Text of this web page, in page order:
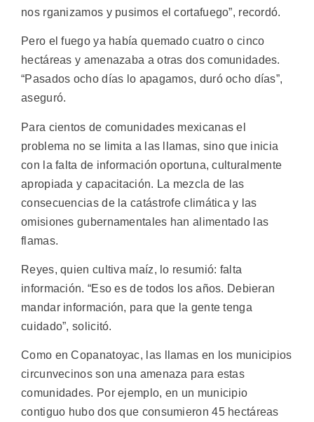
nos rganizamos y pusimos el cortafuego”, recordó.
Pero el fuego ya había quemado cuatro o cinco
hectáreas y amenazaba a otras dos comunidades.
“Pasados ocho días lo apagamos, duró ocho días”,
aseguró.
Para cientos de comunidades mexicanas el
problema no se limita a las llamas, sino que inicia
con la falta de información oportuna, culturalmente
apropiada y capacitación. La mezcla de las
consecuencias de la catástrofe climática y las
omisiones gubernamentales han alimentado las
flamas.
Reyes, quien cultiva maíz, lo resumió: falta
información. “Eso es de todos los años. Debieran
mandar información, para que la gente tenga
cuidado”, solicitó.
Como en Copanatoyac, las llamas en los municipios
circunvecinos son una amenaza para estas
comunidades. Por ejemplo, en un municipio
contiguo hubo dos que consumieron 45 hectáreas